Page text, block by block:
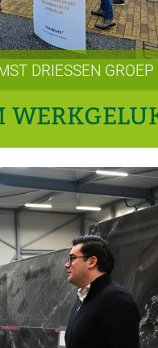
DRIESSEN GROEP